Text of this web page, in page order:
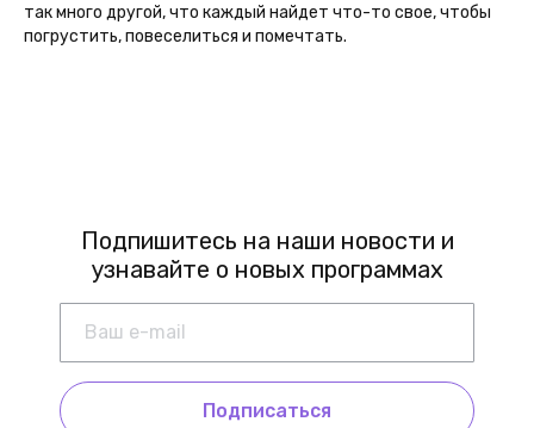
так много другой, что каждый найдет что-то свое, чтобы
погрустить, повеселиться и помечтать.
Подпишитесь на наши новости и
узнавайте о новых программах
Подписаться